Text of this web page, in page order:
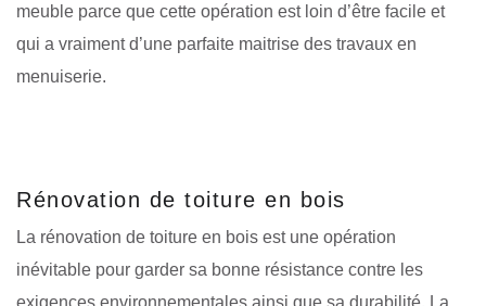
meuble parce que cette opération est loin d’être facile et
qui a vraiment d’une parfaite maitrise des travaux en
menuiserie.
Rénovation de toiture en bois
La rénovation de toiture en bois est une opération
inévitable pour garder sa bonne résistance contre les
exigences environnementales ainsi que sa durabilité. La